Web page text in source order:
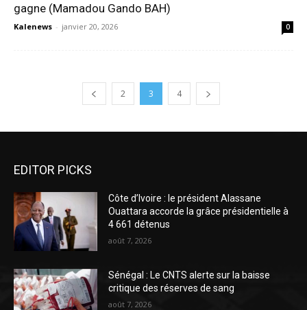
gagne (Mamadou Gando BAH)
Kalenews - janvier 20, 2026 0
2 3 4
EDITOR PICKS
Côte d’Ivoire : le président Alassane
Ouattara accorde la grâce présidentielle à
4 661 détenus
août 7, 2026
Sénégal : Le CNTS alerte sur la baisse
critique des réserves de sang
août 7, 2026